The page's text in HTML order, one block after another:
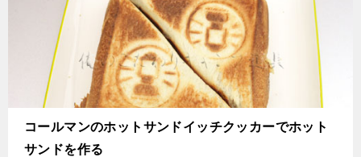
コールマンのホットサンドイッチクッカーでホット
サンドを作る